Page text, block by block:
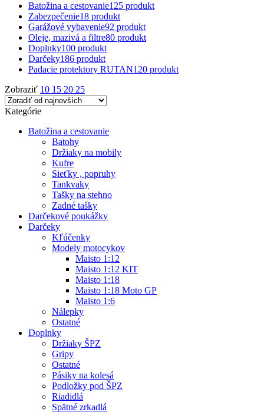
Batožina a cestovanie125 produkt
Zabezpečenie18 produkt
Garážové vybavenie92 produkt
Oleje, mazivá a filtre80 produkt
Doplnky100 produkt
Darčeky186 produkt
Padacie protektory RUTAN120 produkt
Zobraziť 10 15 20 25
Kategórie
Batožina a cestovanie
Batohy
Držiaky na mobily
Kufre
Sieťky , popruhy
Tankvaky
Tašky na stehno
Zadné tašky
Darčekové poukážky
Darčeky
Kľúčenky
Modely motocykov
Maisto 1:12
Maisto 1:12 KIT
Maisto 1:18
Maisto 1:18 Moto GP
Maisto 1:6
Nálepky
Ostatné
Doplnky
Držiaky ŠPZ
Gripy
Ostatné
Pásiky na kolesá
Podložky pod ŠPZ
Riadidlá
Spätné zrkadlá